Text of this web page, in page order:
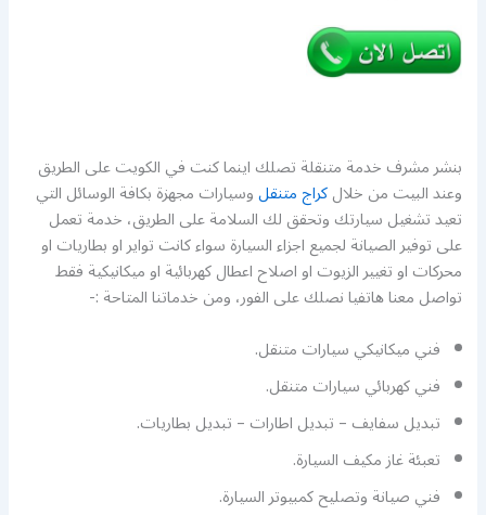
بنشر مشرف خدمة متنقلة تصلك اينما كنت في الكويت على الطريق
وعند البيت من خلالكراج متنقلوسيارات مجهزة بكافة الوسائل التي
تعيد تشغيل سيارتك وتحقق لك السلامة على الطريق، خدمة تعمل
على توفير الصيانة لجميع اجزاء السيارة سواء كانت تواير او بطاريات او
محركات او تغيير الزيوت او اصلاح اعطال كهربائية او ميكانيكية فقط
تواصل معنا هاتفيا نصلك على الفور، ومن خدماتنا المتاحة :-
فني ميكانيكي سيارات متنقل.
فني كهربائي سيارات متنقل.
تبديل سفايف – تبديل اطارات – تبديل بطاريات.
تعبئة غاز مكيف السيارة.
فني صيانة وتصليح كمبيوتر السيارة.